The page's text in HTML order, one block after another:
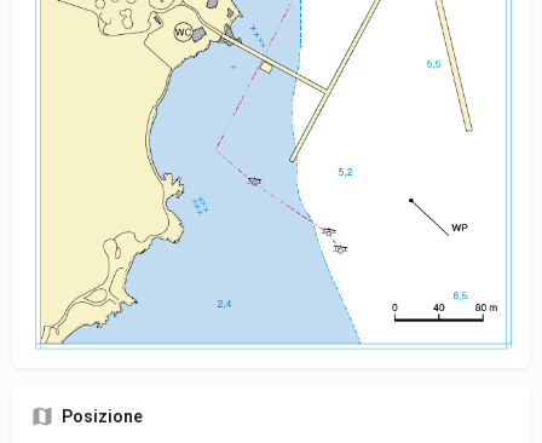
Posizione